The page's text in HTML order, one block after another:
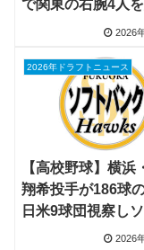
で関東の右腕4人
日髙創太投手・諸
蒼虎投手
2026
2026年ドラフトニュース
【高校野球】横浜
翔希投手が186球
日米9球団視察し
ンクが評価、桐光
2026